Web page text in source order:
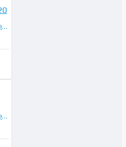
Ремонт ел. блок за управление на 48V батерия - A0009006920
Ремонт ел. блок за управление ESP